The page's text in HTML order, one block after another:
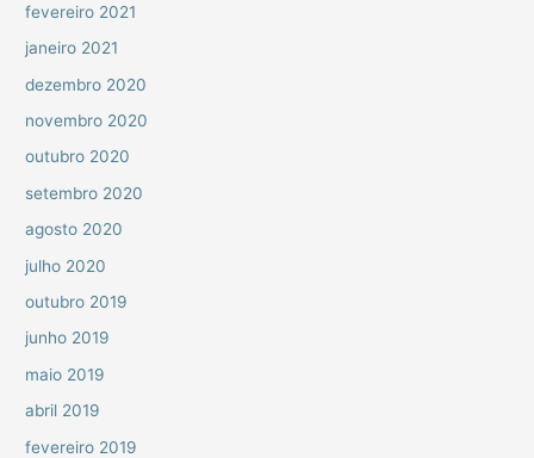
fevereiro 2021
janeiro 2021
dezembro 2020
novembro 2020
outubro 2020
setembro 2020
agosto 2020
julho 2020
outubro 2019
junho 2019
maio 2019
abril 2019
fevereiro 2019